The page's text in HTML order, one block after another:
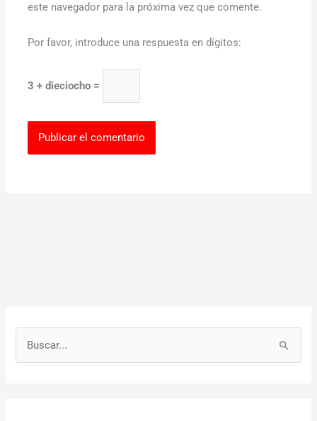
este navegador para la próxima vez que comente.
Por favor, introduce una respuesta en dígitos:
3 + dieciocho =